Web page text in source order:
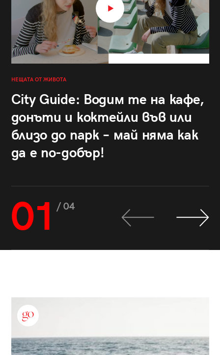
НЕЩАТА ОТ ЖИВОТА
City Guide: Водим те на кафе,
донъти и коктейли във или
близо до парк – май няма как
да е по-добър!
01 / 04